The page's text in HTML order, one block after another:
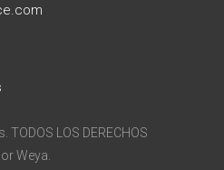
LOS DERECHOS
Weya.